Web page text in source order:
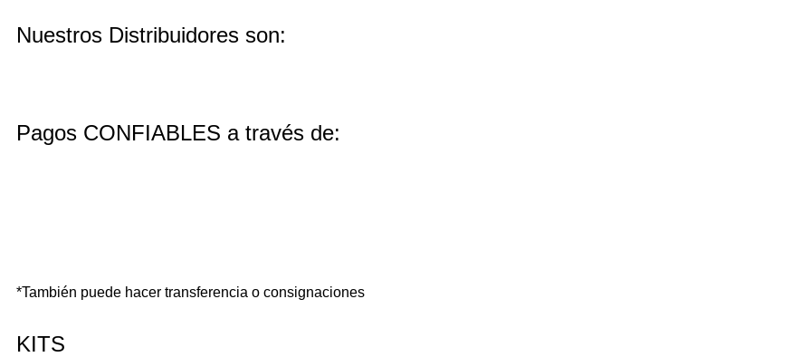
Nuestros Distribuidores son:
Pagos CONFIABLES a través de:
*También puede hacer transferencia o consignaciones
KITS